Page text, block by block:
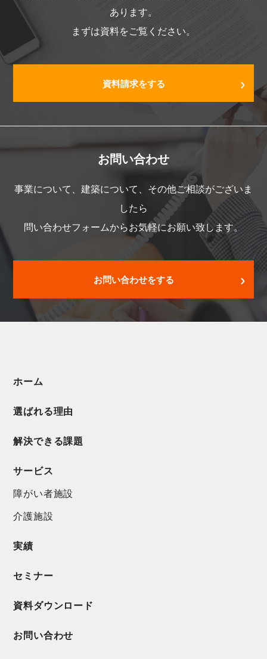
あります。
まずは資料をご覧ください。
資料請求をする
お問い合わせ
事業について、建築について、その他ご相談がございま
したら
問い合わせフォームからお気軽にお願い致します。
お問い合わせをする
ホーム
選ばれる理由
解決できる課題
サービス
障がい者施設
介護施設
実績
セミナー
資料ダウンロード
お問い合わせ